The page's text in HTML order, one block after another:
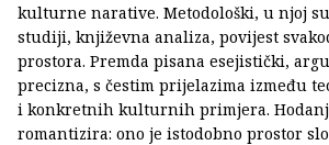
kulturne narative. Metodološki, u njoj
studiji, književna analiza, povijest
prostora. Premda pisana esejistički,
precizna, s čestim prijelazima između
i konkretnih kulturnih primjera.
romantizira: ono je istodobno prostor